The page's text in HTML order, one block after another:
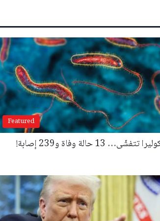
Featured
تتفشّى… 13 حالة وفاة و239 إصابة!